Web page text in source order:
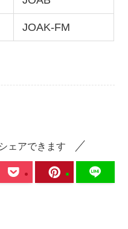
JOAK-FM
ェアできます